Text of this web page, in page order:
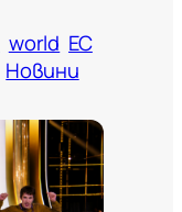
world ЕС
Новини